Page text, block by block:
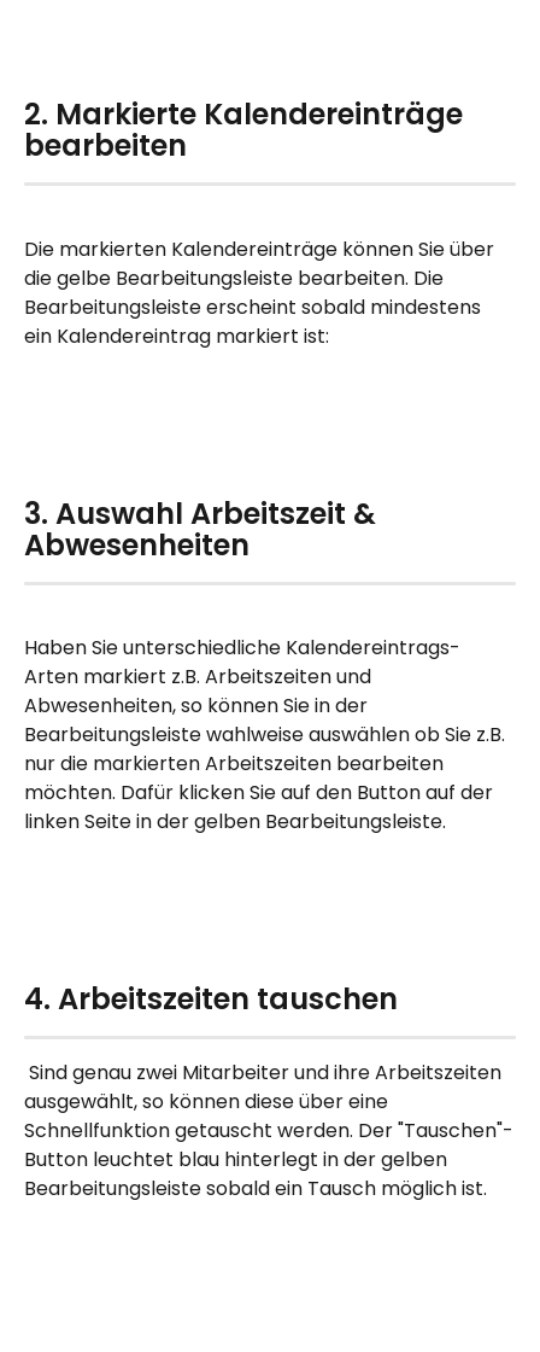
2. Markierte Kalendereinträge
bearbeiten
Die markierten Kalendereinträge können Sie über
die gelbe Bearbeitungsleiste bearbeiten. Die
Bearbeitungsleiste erscheint sobald mindestens
ein Kalendereintrag markiert ist:
3. Auswahl Arbeitszeit &
Abwesenheiten
Haben Sie unterschiedliche Kalendereintrags-
Arten markiert z.B. Arbeitszeiten und
Abwesenheiten, so können Sie in der
Bearbeitungsleiste wahlweise auswählen ob Sie z.B.
nur die markierten Arbeitszeiten bearbeiten
möchten. Dafür klicken Sie auf den Button auf der
linken Seite in der gelben Bearbeitungsleiste.
4. Arbeitszeiten tauschen
ausgewählt, so können diese über eine
Schnellfunktion getauscht werden. Der "Tauschen"-
Button leuchtet blau hinterlegt in der gelben
Bearbeitungsleiste sobald ein Tausch möglich ist.